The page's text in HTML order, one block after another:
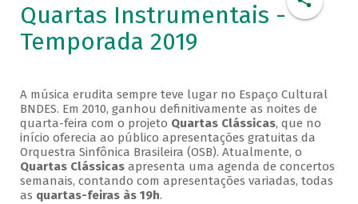
Quartas Instrumentais -
Temporada 2019
A música erudita sempre teve lugar no Espaço Cultural
BNDES. Em 2010, ganhou definitivamente as noites de
quarta-feira com o projeto Quartas Clássicas, que no
início oferecia ao público apresentações gratuitas da
Orquestra Sinfônica Brasileira (OSB). Atualmente, o
Quartas Clássicasapresenta uma agenda de concertos
semanais, contando com apresentações variadas, todas
as quartas-feiras às 19h.